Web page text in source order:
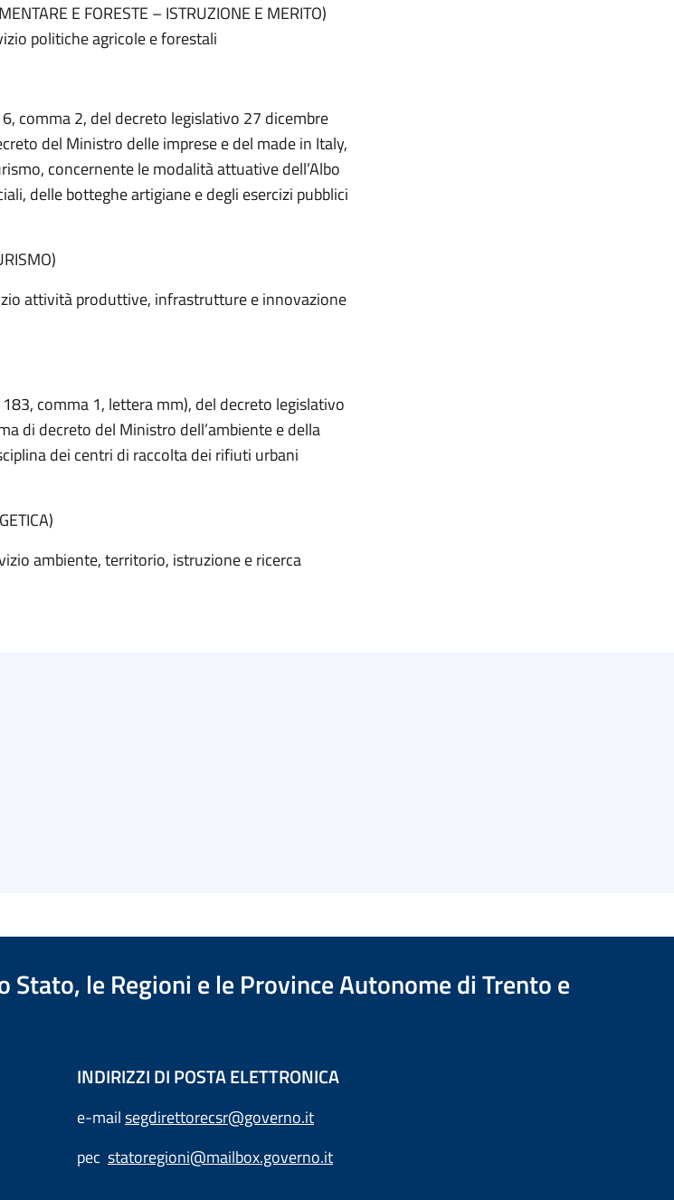
E FORESTE – ISTRUZIONE E MERITO)
politiche agricole e forestali
comma 2, del decreto legislativo 27 dicembre
del Ministro delle imprese e del made in Italy,
concernente le modalità attuative dell’Albo
delle botteghe artigiane e degli esercizi pubblici
attività produttive, infrastrutture e innovazione
comma 1, lettera mm), del decreto legislativo
di decreto del Ministro dell’ambiente e della
dei centri di raccolta dei rifiuti urbani
ambiente, territorio, istruzione e ricerca
le Regioni e le Province Autonome di Trento e
INDIRIZZI DI POSTA ELETTRONICA
e-mailsegdirettorecsr@governo.it
pec statoregioni@mailbox.governo.it